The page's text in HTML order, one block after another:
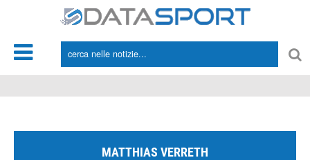
MATTHIAS VERRETH